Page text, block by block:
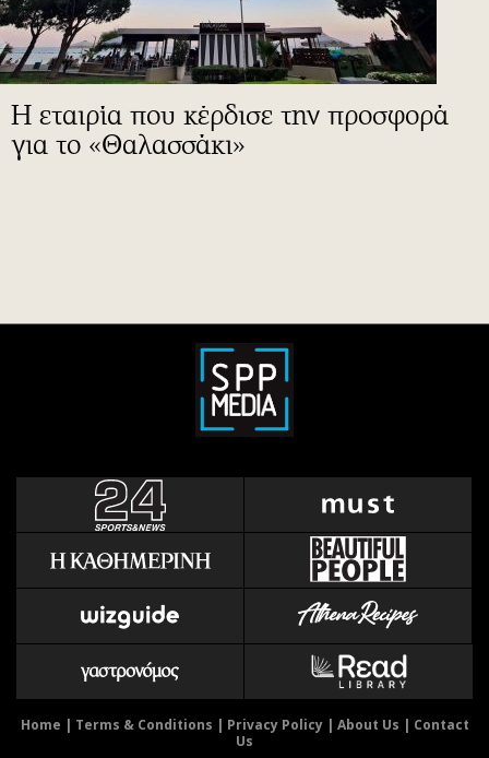
Η εταιρία που κέρδισε την προσφορά
για το «Θαλασσάκι»
Home | Terms & Conditions | Privacy Policy| About Us | Contact
Us